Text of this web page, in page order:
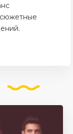
сюжетные